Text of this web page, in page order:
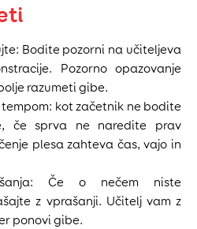
Bodite pozorni na učiteljeva
Pozorno opazovanje
razumeti gibe.
kot začetnik ne bodite
če sprva ne naredite prav
plesa zahteva čas, vajo in
Če o nečem niste
z vprašanji. Učitelj vam z
ponovi gibe.